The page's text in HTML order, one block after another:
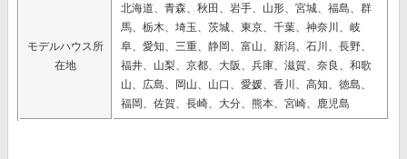
モデルハウス所
在地
北海道、青森、秋田、岩手、山形、宮城、福島、群
馬、栃木、埼玉、茨城、東京、千葉、神奈川、岐
阜、愛知、三重、静岡、富山、新潟、石川、長野、
福井、山梨、京都、大阪、兵庫、滋賀、奈良、和歌
山、広島、岡山、山口、愛媛、香川、高知、徳島、
福岡、佐賀、長崎、大分、熊本、宮崎、鹿児島